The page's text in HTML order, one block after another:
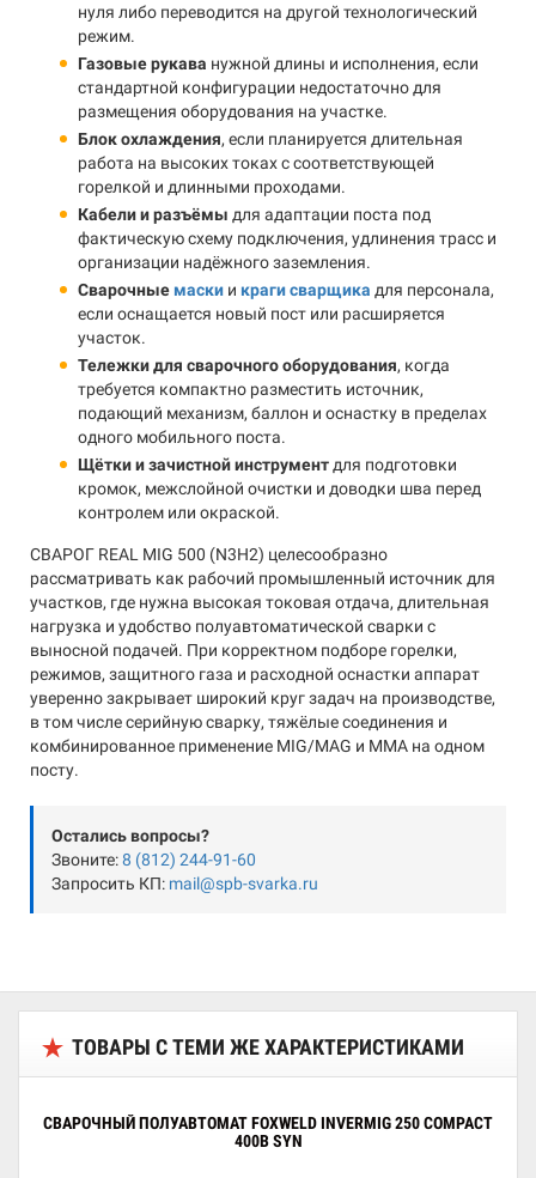
нуля либо переводится на другой технологический
режим.
Газовые рукава нужной длины и исполнения, если
стандартной конфигурации недостаточно для
размещения оборудования на участке.
Блок охлаждения, если планируется длительная
работа на высоких токах с соответствующей
горелкой и длинными проходами.
Кабели и разъёмы для адаптации поста под
фактическую схему подключения, удлинения трасс и
организации надёжного заземления.
Сварочные маски и краги сварщика для персонала,
если оснащается новый пост или расширяется
участок.
Тележки для сварочного оборудования, когда
требуется компактно разместить источник,
подающий механизм, баллон и оснастку в пределах
одного мобильного поста.
Щётки и зачистной инструмент для подготовки
кромок, межслойной очистки и доводки шва перед
контролем или окраской.
СВАРОГ REAL MIG 500 (N3H2) целесообразно
рассматривать как рабочий промышленный источник для
участков, где нужна высокая токовая отдача, длительная
нагрузка и удобство полуавтоматической сварки с
выносной подачей. При корректном подборе горелки,
режимов, защитного газа и расходной оснастки аппарат
уверенно закрывает широкий круг задач на производстве,
в том числе серийную сварку, тяжёлые соединения и
комбинированное применение MIG/MAG и MMA на одном
посту.
Остались вопросы?
Звоните:8 (812) 244-91-60
Запросить КП: mail@spb-svarka.ru
ТОВАРЫ С ТЕМИ ЖЕ ХАРАКТЕРИСТИКАМИ
СВАРОЧНЫЙ ПОЛУАВТОМАТ FOXWELD INVERMIG 250 COMPACT
400В SYN